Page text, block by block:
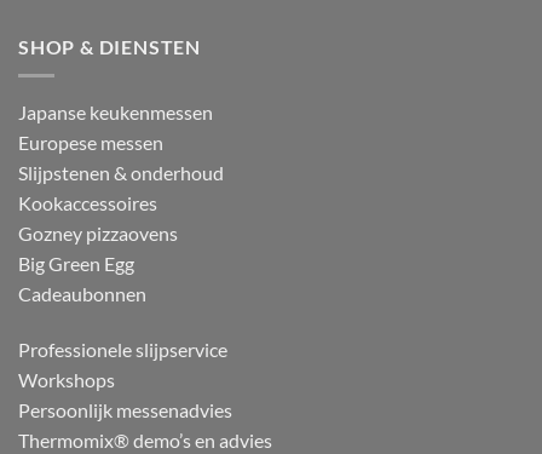
SHOP & DIENSTEN
Japanse keukenmessen
Europese messen
Slijpstenen & onderhoud
Kookaccessoires
Gozney pizzaovens
Big Green Egg
Cadeaubonnen
Professionele slijpservice
Workshops
Persoonlijk messenadvies
Thermomix® demo’s en advies